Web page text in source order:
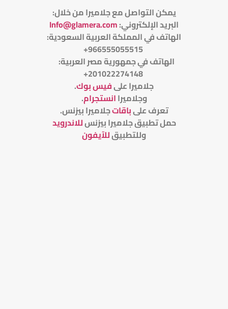
يمكن التواصل مع جلاميرا من خلال:
البريد الإلكتروني:
Info@glamera.com
الهاتف في المملكة العربية السعودية:
الهاتف في جمهورية مصر العربية:
جلاميرا علىفيس بوك.
وجلاميراانستجرام.
تعرف علىباقاتجلاميرا بيزنس.
حمل تطبيق جلاميرا بيزنسللاندرويد
وللتطبيقللآيفون